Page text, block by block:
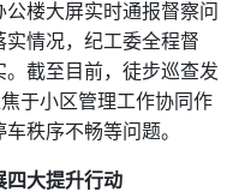
楼大屏实时通报督察问
情况，纪工委全程督
截至目前，徒步巡查发
于小区管理工作协同作
秩序不畅等问题。
四大提升行动